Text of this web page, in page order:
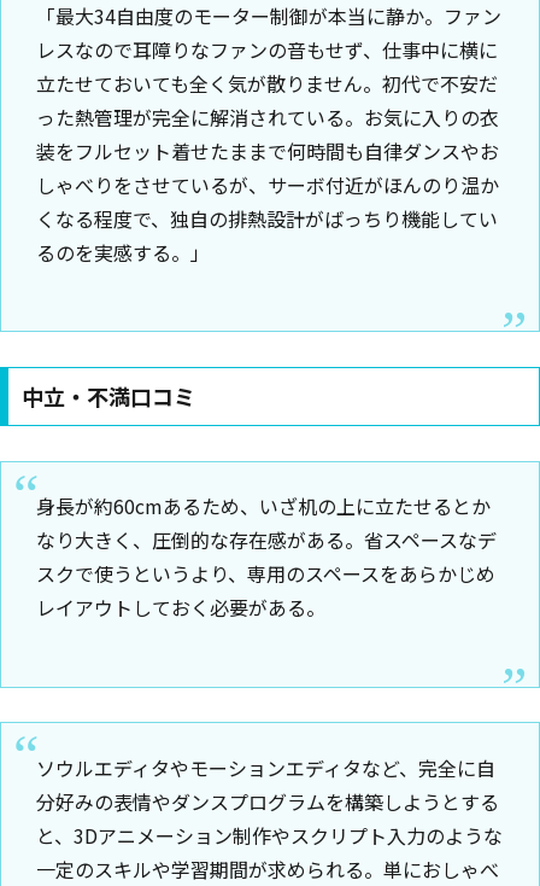
「最大34自由度のモーター制御が本当に静か。ファン
レスなので耳障りなファンの音もせず、仕事中に横に
立たせておいても全く気が散りません。初代で不安だ
った熱管理が完全に解消されている。お気に入りの衣
装をフルセット着せたままで何時間も自律ダンスやお
しゃべりをさせているが、サーボ付近がほんのり温か
くなる程度で、独自の排熱設計がばっちり機能してい
るのを実感する。」
中立・不満口コミ
身長が約60cmあるため、いざ机の上に立たせるとか
なり大きく、圧倒的な存在感がある。省スペースなデ
スクで使うというより、専用のスペースをあらかじめ
レイアウトしておく必要がある。
ソウルエディタやモーションエディタなど、完全に自
分好みの表情やダンスプログラムを構築しようとする
と、3Dアニメーション制作やスクリプト入力のような
一定のスキルや学習期間が求められる。単におしゃべ